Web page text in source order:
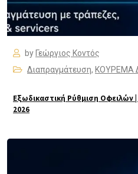
by Γεώργιος Κοντός
Διαπραγμάτευση, ΚΟΥΡΕΜΑ
Εξωδικαστική Ρύθμιση Οφειλών
2026